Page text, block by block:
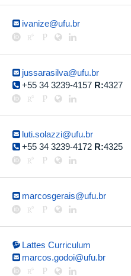
ivanize@ufu.br
jussarasilva@ufu.br
+55 34 3239-4157 R:4327
luti.solazzi@ufu.br
+55 34 3239-4172 R:4325
marcosgerais@ufu.br
Lattes Curriculum
marcos.godoi@ufu.br